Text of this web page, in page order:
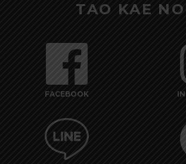
TAO KAE
FACEBOOK